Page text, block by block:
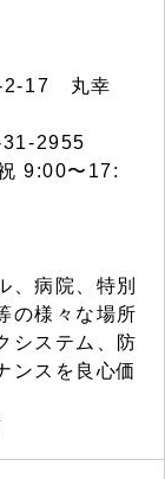
2-17 丸幸
2955
9:00〜17:
、病院、特別
の様々な場所
システム、防
ンスを良心価